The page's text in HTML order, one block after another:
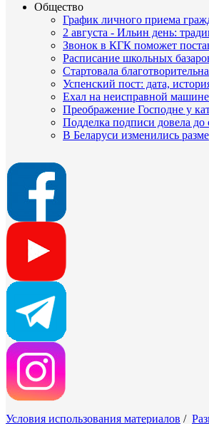
Общество
График личного приема
2 августа - Ильин день:
Звонок в КГК поможет
Расписание школьных
Стартовала
Успенский пост: дата,
Ехал на неисправной
Преображение Господне у
Подделка подписи довела до
В Беларуси изменились
Условия использования материалов /